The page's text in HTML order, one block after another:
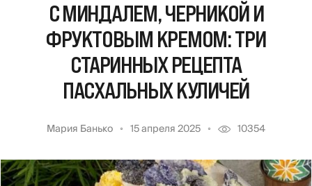
С МИНДАЛЕМ, ЧЕРНИКОЙ И
ФРУКТОВЫМ КРЕМОМ: ТРИ
СТАРИННЫХ РЕЦЕПТА
ПАСХАЛЬНЫХ КУЛИЧЕЙ
Мария Банько 15 апреля 2025 10354